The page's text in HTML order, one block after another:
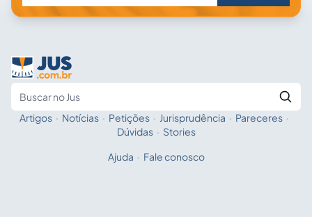
Fale com a IA
Artigos · Notícias · Petições · Jurisprudência · Pareceres ·
Dúvidas · Stories
Ajuda · Fale conosco